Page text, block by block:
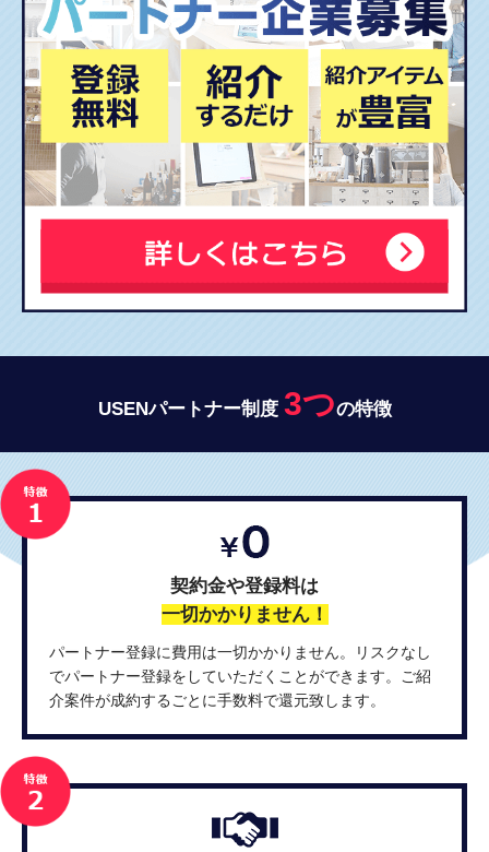
USENパートナー制度 3つの特徴
契約金や登録料は
一切かかりません！
パートナー登録に費用は一切かかりません。リスクなし
でパートナー登録をしていただくことができます。ご紹
介案件が成約するごとに手数料で還元致します。